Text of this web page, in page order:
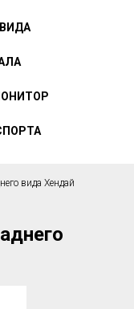
вида Хендай